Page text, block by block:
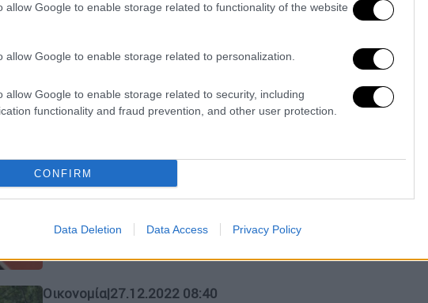
allow Google to enable storage related to functionality of the website
allow Google to enable storage related to personalization.
allow Google to enable storage related to security, including
functionality and fraud prevention, and other user protection.
CONFIRM
Data Deletion Data Access Privacy Policy
Οικονομία|26.02.2023 11:20
διορθώσεις στις αιτήσεις
Αναλυτικά τι ισχύει
Οικονομία|27.12.2022 08:40